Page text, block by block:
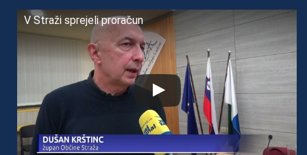
V Straži sprejeli proračun